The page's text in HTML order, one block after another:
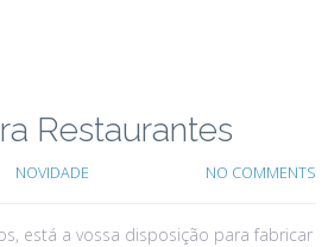
Restaurantes
NOVIDADE NO COMMENTS
está a vossa disposição para fabricar